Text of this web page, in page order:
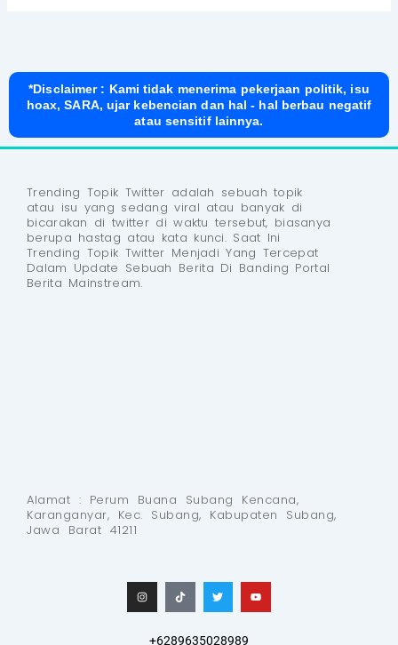
*Disclaimer : Kami tidak menerima pekerjaan politik, isu
hoax, SARA, ujar kebencian dan hal - hal berbau negatif
atau sensitif lainnya.
Trending Topik Twitter adalah sebuah topik
atau isu yang sedang viral atau banyak di
bicarakan di twitter di waktu tersebut, biasanya
berupa hastag atau kata kunci. Saat Ini
Trending Topik Twitter Menjadi Yang Tercepat
Dalam Update Sebuah Berita Di Banding Portal
Berita Mainstream.
Alamat : Perum Buana Subang Kencana,
Karanganyar, Kec. Subang, Kabupaten Subang,
Jawa Barat 41211
I
n
T
i
k
T
w
e
Y
o
+6289635028989